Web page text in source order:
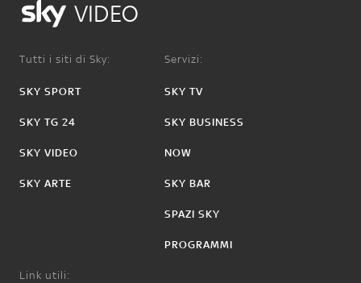
VIDEO
Tutti i siti di Sky:
SKY SPORT
SKY TG 24
SKY VIDEO
SKY ARTE
Servizi:
SKY TV
SKY BUSINESS
NOW
SKY BAR
SPAZI SKY
PROGRAMMI
Link utili: